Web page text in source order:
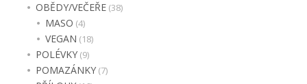
OBĚDY/VEČEŘE (38)
MASO (4)
VEGAN (18)
POLÉVKY (9)
POMAZÁNKY (7)